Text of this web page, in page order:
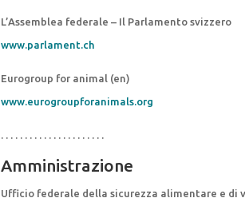
L’Assemblea federale – Il Parlamento svizzero
www.parlament.ch
Eurogroup for animal (en)
www.eurogroupforanimals.org
. . . . . . . . . . . . . . . . . . . . . .
Amministrazione
Ufficio federale della sicurezza alimentare e di